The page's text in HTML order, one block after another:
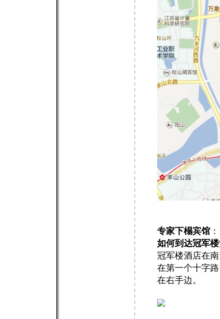
专家下榻宾馆
如何到达冠军
冠军楼酒店在
在第一个十字
在右手边。